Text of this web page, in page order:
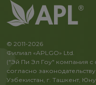
© 2011-2026
Филиал «APLGO» Ltd.
("Эй Пи Эл Гоу" компания с
согласно
Узбекистан, г. Ташкент,